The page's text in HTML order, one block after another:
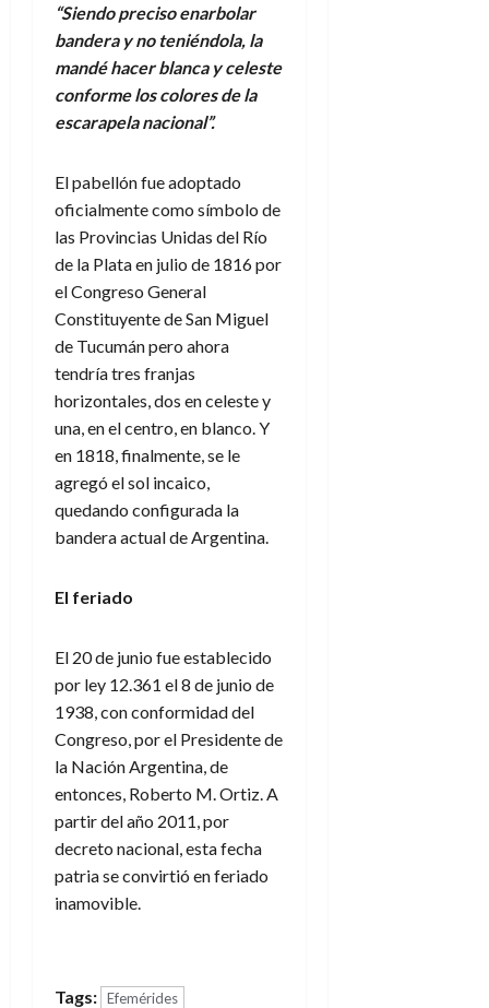
“Siendo preciso enarbolar
bandera y no teniéndola, la
mandé hacer blanca y celeste
conforme los colores de la
escarapela nacional”.
El pabellón fue adoptado
oficialmente como símbolo de
las Provincias Unidas del Río
de la Plata en julio de 1816 por
el Congreso General
Constituyente de San Miguel
de Tucumán pero ahora
tendría tres franjas
horizontales, dos en celeste y
una, en el centro, en blanco. Y
en 1818, finalmente, se le
agregó el sol incaico,
quedando configurada la
bandera actual de Argentina.
El feriado
El 20 de junio fue establecido
por ley 12.361 el 8 de junio de
1938, con conformidad del
Congreso, por el Presidente de
la Nación Argentina, de
entonces, Roberto M. Ortiz. A
partir del año 2011, por
decreto nacional, esta fecha
patria se convirtió en feriado
inamovible.
Tags: Efemérides